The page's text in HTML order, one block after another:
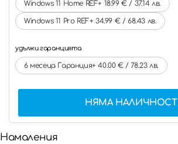
Windows 11 Home REF+ 18.99 € / 37.14 лв.
Windows 11 Pro REF+ 34.99 € / 68.43 лв.
удължи гаранцията
6 месеца Гаранция+ 40.00 € / 78.23 лв.
НЯМА НАЛИЧНОСТ
Намаления